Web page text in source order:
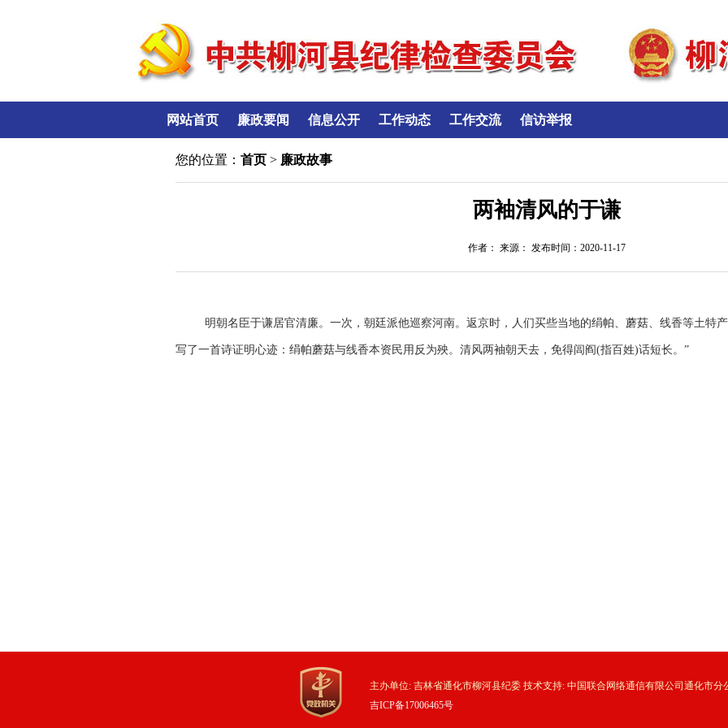
网站首页 廉政要闻 信息公开 工作动态 工作交流 信访举报
您的位置：首页 > 廉政故事
两袖清风的于谦
作者： 来源： 发布时间：2020-11-17
明朝名臣于谦居官清廉。一次，朝廷派他巡察河南。返京时，人们买些当地的绢帕、蘑菇、线香等土特
写了一首诗证明心迹：绢帕蘑菇与线香本资民用反为殃。清风两袖朝天去，免得闾阎(指百姓)话短长。”
主办单位: 吉林省通化市柳河县纪委 技术支持: 中国联合网络通信有限公司通化市分
吉ICP备17006465号